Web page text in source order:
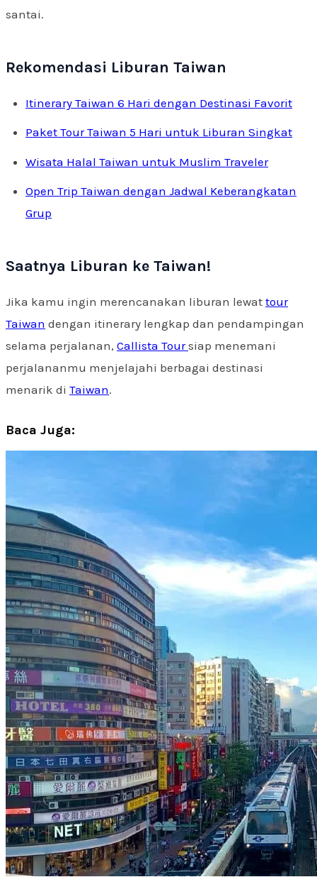
santai.
Rekomendasi Liburan Taiwan
Itinerary Taiwan 6 Hari dengan Destinasi Favorit
Paket Tour Taiwan 5 Hari untuk Liburan Singkat
Wisata Halal Taiwan untuk Muslim Traveler
Open Trip Taiwan dengan Jadwal Keberangkatan
Grup
Saatnya Liburan ke Taiwan!
Jika kamu ingin merencanakan liburan lewat tour
Taiwan dengan itinerary lengkap dan pendampingan
selama perjalanan, Callista Toursiap menemani
perjalananmu menjelajahi berbagai destinasi
menarik di Taiwan.
Baca Juga: